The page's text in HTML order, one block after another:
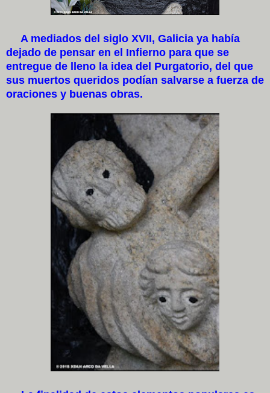
A mediados del siglo XVII, Galicia ya había
dejado de pensar en el Infierno para que se
entregue de lleno la idea del Purgatorio, del que
sus muertos queridos podían salvarse a fuerza de
oraciones y buenas obras.